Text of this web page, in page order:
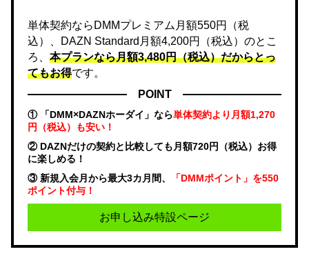
単体契約ならDMMプレミアム月額550円（税
込）、DAZN Standard月額4,200円（税込）のとこ
ろ、 本プランなら月額3,480円（税込）だからとっ
てもお得です。
POINT
① 「DMM×DAZNホーダイ」なら単体契約より月額1,270
円（税込）も安い！
② DAZNだけの契約と比較しても月額720円（税込）お得
に楽しめる！
③ 新規入会月から最大3カ月間、
「DMMポイント」を550
ポイント付与！
お申し込み特設ページ